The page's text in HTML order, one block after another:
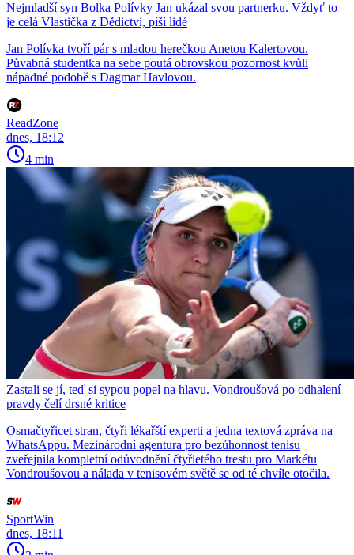
Nejmladší syn Bolka Polívky Jan ukázal svou partnerku. Vždyť to
je celá Vlastička z Dědictví, píší lidé
Jan Polívka tvoří pár s mladou herečkou Anetou Kalertovou.
Půvabná studentka na sebe poutá obrovskou pozornost kvůli
nápadné podobě s Dagmar Havlovou.
ReadZone
dnes, 18:12
4 min
Zastali se jí, teď si sypou popel na hlavu. Vondroušová po odhalení
pravdy čelí drsné kritice
Osmačtyřicet stran, čtyři lékařští experti a jedna textová zpráva na
WhatsAppu. Mezinárodní agentura pro bezúhonnost tenisu
zveřejnila kompletní odůvodnění čtyřletého trestu pro Markétu
Vondroušovou a nálada v tenisovém světě se od té chvíle otočila.
SportWin
dnes, 18:11